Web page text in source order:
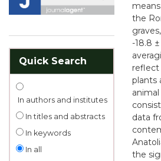
Quick Search
In authors and institutes
In titles and abstracts
In keywords
In all
the
-18.8
reflect
plants
data
the